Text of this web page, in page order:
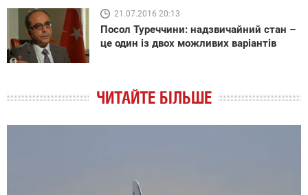
21.07.2016 20:13
Посол Туреччини: надзвичайний стан –
це один із двох можливих варіантів
ЧИТАЙТЕ БІЛЬШЕ